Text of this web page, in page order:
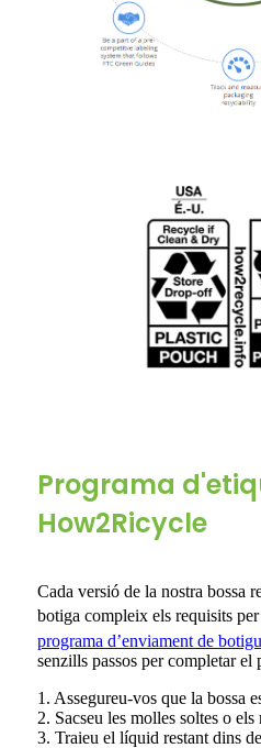
Programa
How2Ricycle
Cada versió de la nostra bossa
botiga compleix els requisits
programa d’enviament de
senzills passos per completar el
1. Assegureu-vos que la bossa
2. Sacseu les molles soltes o
3. Traieu el líquid restant dins